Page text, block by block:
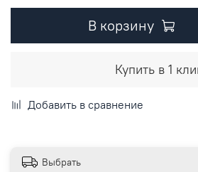
В корзину
Купить в 1
Добавить в сравнение
Выбрать